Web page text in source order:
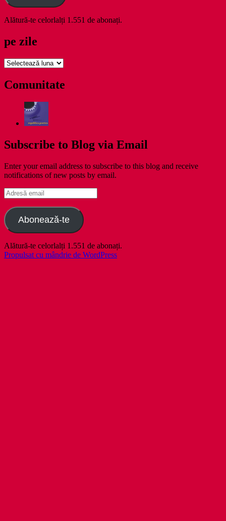
Alătură-te celorlalți 1.551 de abonați.
pe zile
pe
Comunitate
Subscribe to Blog via Email
Enter your email address to subscribe to this blog and receive
notifications of new posts by email.
Adresă
email
Abonează-te
Alătură-te celorlalți 1.551 de abonați.
Propulsat cu mândrie de WordPress